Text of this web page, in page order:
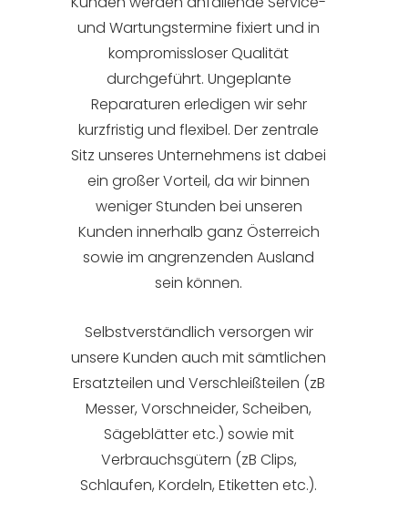
und Wartungstermine fixiert und in
kompromissloser Qualität
durchgeführt. Ungeplante
Reparaturen erledigen wir sehr
kurzfristig und flexibel. Der zentrale
Sitz unseres Unternehmens ist dabei
ein großer Vorteil, da wir binnen
weniger Stunden bei unseren
Kunden innerhalb ganz Österreich
sowie im angrenzenden Ausland
sein können.
Selbstverständlich versorgen wir
unsere Kunden auch mit sämtlichen
Ersatzteilen und Verschleißteilen (zB
Messer, Vorschneider, Scheiben,
Sägeblätter etc.) sowie mit
Verbrauchsgütern (zB Clips,
Schlaufen, Kordeln, Etiketten etc.).